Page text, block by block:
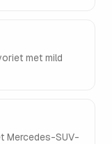
met mild
Mercedes-SUV-